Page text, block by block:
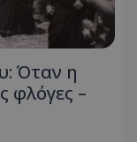
Όταν η
φλόγες –